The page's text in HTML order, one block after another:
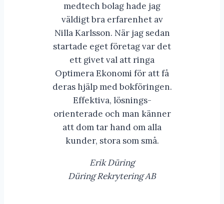
medtech bolag hade jag
väldigt bra erfarenhet av
Nilla Karlsson. När jag sedan
startade eget företag var det
ett givet val att ringa
Optimera Ekonomi för att få
deras hjälp med bokföringen.
Effektiva, lösnings-
orienterade och man känner
att dom tar hand om alla
kunder, stora som små.
Erik Düring
Düring Rekrytering AB